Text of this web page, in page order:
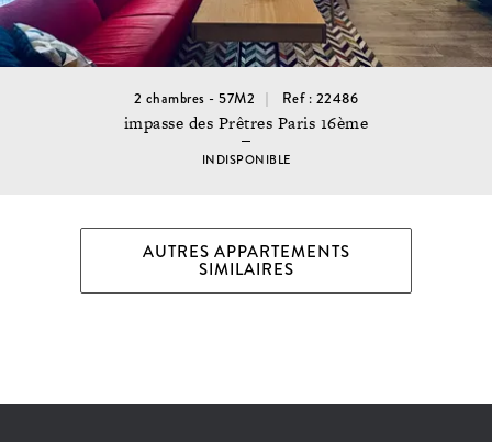
2 chambres - 57M2 Ref : 22486
impasse des Prêtres Paris 16ème
INDISPONIBLE
AUTRES APPARTEMENTS
SIMILAIRES